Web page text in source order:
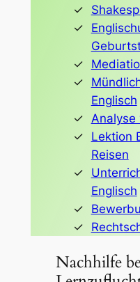
Englisch
Analyse
Lektion
Reisen
Englisch
Nachhilfe